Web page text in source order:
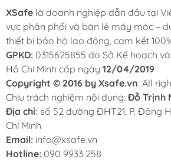
XSafe là doanh nghiệp dẫn đầu tại
vực phân phối và bán lẻ máy móc –
thiết bị bảo hộ lao động, cam kết
GPKD: 0315625855 do Sở Kế hoạch
Hồ Chí Minh cấp ngày 12/04/2019
Copyright © 2016 by Xsafe.vn. All
Chịu trách nghiệm nội dung: Đỗ Trịnh
Địa chỉ: số 52 đường ĐHT21, P. Đông
Chí Minh
Email: info@xsafe.vn
Hotline: 090 9933 258